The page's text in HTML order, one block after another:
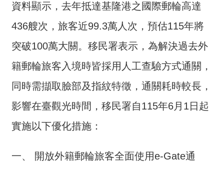
流
首
網
導
意
資料顯示，去年抵達基隆港之國際郵輪高達
436艘次，旅客近99.3萬人次，預估115年將
突破100萬大關。移民署表示，為解決過去外
籍郵輪旅客入境時皆採用人工查驗方式通關，
同時需擷取臉部及指紋特徵，通關耗時較長，
影響在臺觀光時間，移民署自115年6月1日起
實施以下優化措施：
一、 開放外籍郵輪旅客全面使用e-Gate通